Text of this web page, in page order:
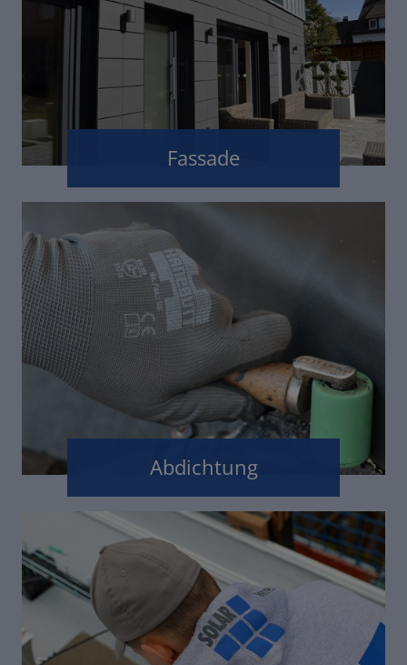
Fassade
Abdichtung